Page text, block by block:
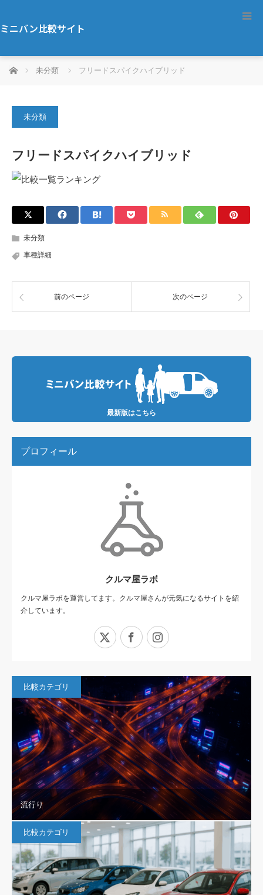
ミニバン比較サイト
ホーム 未分類 フリードスパイクハイブリッド
未分類
フリードスパイクハイブリッド
未分類
車種詳細
前のページ 次のページ
最新版はこちら
プロフィール
クルマ屋ラボ
クルマ屋ラボを運営してます。クルマ屋さんが元気になるサイトを紹
介しています。
Facebook
比較カテゴリ
流行り
比較カテゴリ